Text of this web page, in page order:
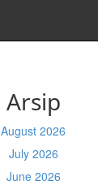
Arsip
August 2026
July 2026
June 2026